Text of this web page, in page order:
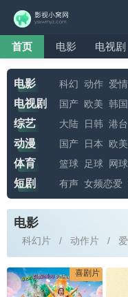
首页 电影 电视剧
电影 科幻 动作 爱情
电视剧 国产 欧美 韩国
综艺 大陆 日韩 港台
动漫 国产 日本 欧美
体育 篮球 足球 网球
短剧 有声 女频恋爱
电影
科幻片 动作片
喜剧片